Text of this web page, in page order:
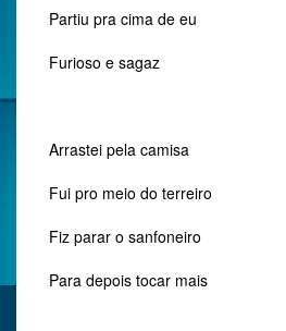
Partiu pra cima de eu
Furioso e sagaz
Arrastei pela camisa
Fui pro meio do terreiro
Fiz parar o sanfoneiro
Para depois tocar mais